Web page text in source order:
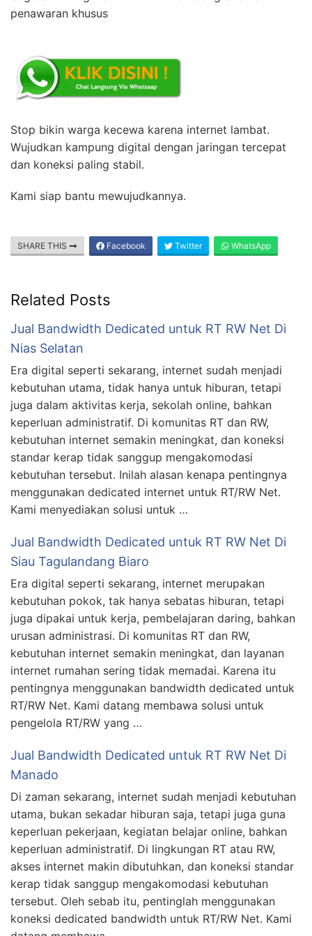
penawaran khusus
Stop bikin warga kecewa karena internet lambat.
Wujudkan kampung digital dengan jaringan tercepat
dan koneksi paling stabil.
Kami siap bantu mewujudkannya.
SHARE THIS Facebook Twitter WhatsApp
Related Posts
Jual Bandwidth Dedicated untuk RT RW Net Di
Nias Selatan
Era digital seperti sekarang, internet sudah menjadi
kebutuhan utama, tidak hanya untuk hiburan, tetapi
juga dalam aktivitas kerja, sekolah online, bahkan
keperluan administratif. Di komunitas RT dan RW,
kebutuhan internet semakin meningkat, dan koneksi
standar kerap tidak sanggup mengakomodasi
kebutuhan tersebut. Inilah alasan kenapa pentingnya
menggunakan dedicated internet untuk RT/RW Net.
Kami menyediakan solusi untuk …
Jual Bandwidth Dedicated untuk RT RW Net Di
Siau Tagulandang Biaro
Era digital seperti sekarang, internet merupakan
kebutuhan pokok, tak hanya sebatas hiburan, tetapi
juga dipakai untuk kerja, pembelajaran daring, bahkan
urusan administrasi. Di komunitas RT dan RW,
kebutuhan internet semakin meningkat, dan layanan
internet rumahan sering tidak memadai. Karena itu
pentingnya menggunakan bandwidth dedicated untuk
RT/RW Net. Kami datang membawa solusi untuk
pengelola RT/RW yang …
Jual Bandwidth Dedicated untuk RT RW Net Di
Manado
Di zaman sekarang, internet sudah menjadi kebutuhan
utama, bukan sekadar hiburan saja, tetapi juga guna
keperluan pekerjaan, kegiatan belajar online, bahkan
keperluan administratif. Di lingkungan RT atau RW,
akses internet makin dibutuhkan, dan koneksi standar
kerap tidak sanggup mengakomodasi kebutuhan
tersebut. Oleh sebab itu, pentinglah menggunakan
koneksi dedicated bandwidth untuk RT/RW Net. Kami